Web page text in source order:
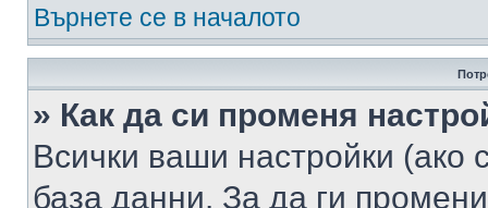
Върнете се в началото
» Как да си променя
Всички ваши настройки (ако
база данни. За да ги